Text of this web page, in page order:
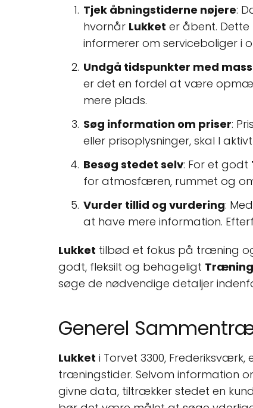
Tjek åbningstiderne nøjere:
hvornår Lukket er åbent.
informerer om serviceboliger i
Undgå tidspunkter med
er det en fordel at være
mere plads.
Søg information om priser:
eller prisoplysninger, skal I
Besøg stedet selv: For et godt
for atmosfæren, rummet og
Vurder tillid og vurdering:
at have mere information.
Lukket tilbød et fokus på træning
godt, fleksilt og behageligt
søge de nødvendige detaljer
Generel
Lukket i Torvet 3300, Frederiksværk,
træningstider. Selvom information
givne data, tiltrækker stedet en